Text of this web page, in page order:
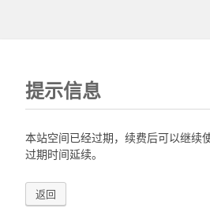
提示信息
本站空间已经过期，续费后可以继续
过期时间延续。
返回